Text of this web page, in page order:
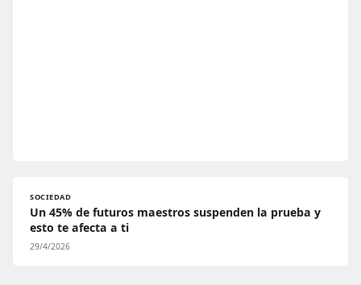
SOCIEDAD
Un 45% de futuros maestros suspenden la prueba y
esto te afecta a ti
29/4/2026